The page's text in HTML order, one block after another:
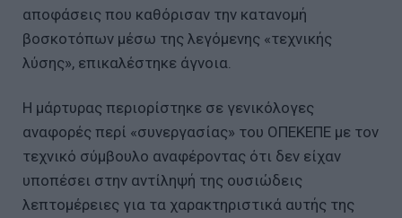
αποφάσεις που καθόρισαν την κατανομή
βοσκοτόπων μέσω της λεγόμενης «τεχνικής
λύσης», επικαλέστηκε άγνοια.
Η μάρτυρας περιορίστηκε σε γενικόλογες
αναφορές περί «συνεργασίας» του ΟΠΕΚΕΠΕ με τον
τεχνικό σύμβουλο αναφέροντας ότι δεν είχαν
υποπέσει στην αντίληψή της ουσιώδεις
λεπτομέρειες για τα χαρακτηριστικά αυτής της